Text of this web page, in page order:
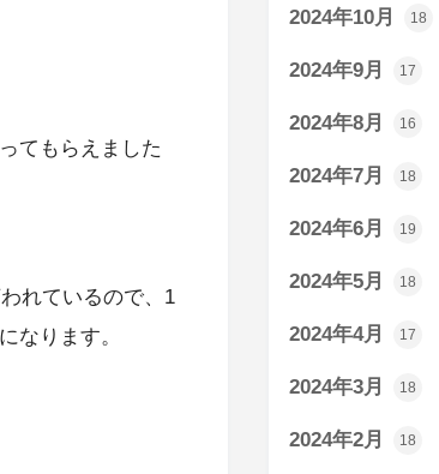
てもらえました
れているので、1
なります。
2024年10月 18
2024年9月 17
2024年8月 16
2024年7月 18
2024年6月 19
2024年5月 18
2024年4月 17
2024年3月 18
2024年2月 18